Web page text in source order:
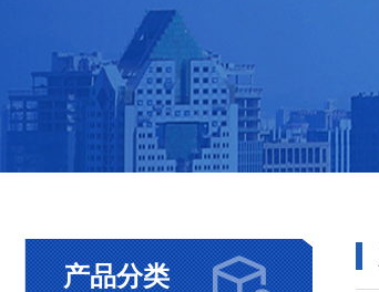
产品分类